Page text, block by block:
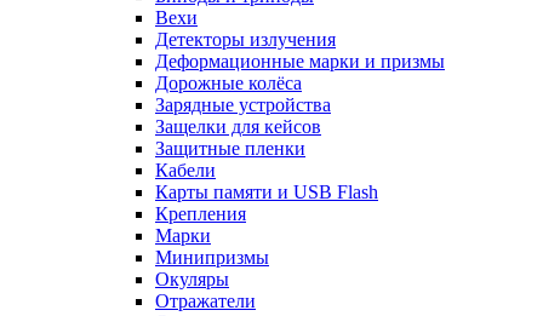
Вехи
Детекторы излучения
Деформационные марки и призмы
Дорожные колёса
Зарядные устройства
Защелки для кейсов
Защитные пленки
Кабели
Карты памяти и USB Flash
Крепления
Марки
Минипризмы
Окуляры
Отражатели